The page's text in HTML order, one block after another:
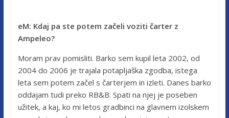
eM: Kdaj pa ste potem začeli voziti čarter z
Ampeleo?
Moram prav pomisliti. Barko sem kupil leta 2002, od
2004 do 2006 je trajala potapljaška zgodba, istega
leta sem potem začel s čarterjem in izleti. Danes barko
oddajam tudi preko RB&B. Spati na njej je poseben
užitek, a kaj, ko mi letos gradbinci na glavnem izolskem